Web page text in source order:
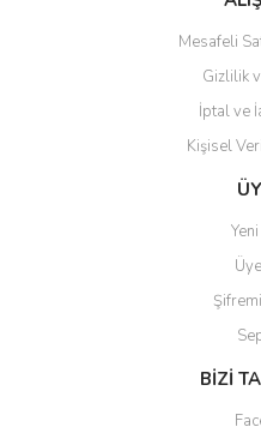
Mesafeli
Gizlilik
İptal ve
Kişisel
BİZİ